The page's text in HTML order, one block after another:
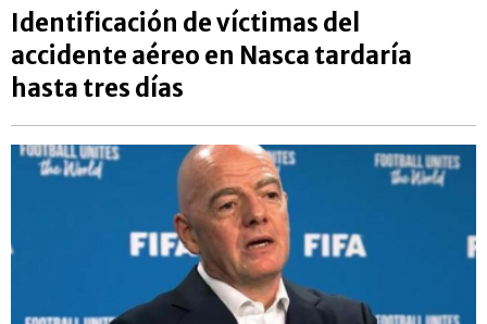
Identificación de víctimas del
accidente aéreo en Nasca tardaría
hasta tres días